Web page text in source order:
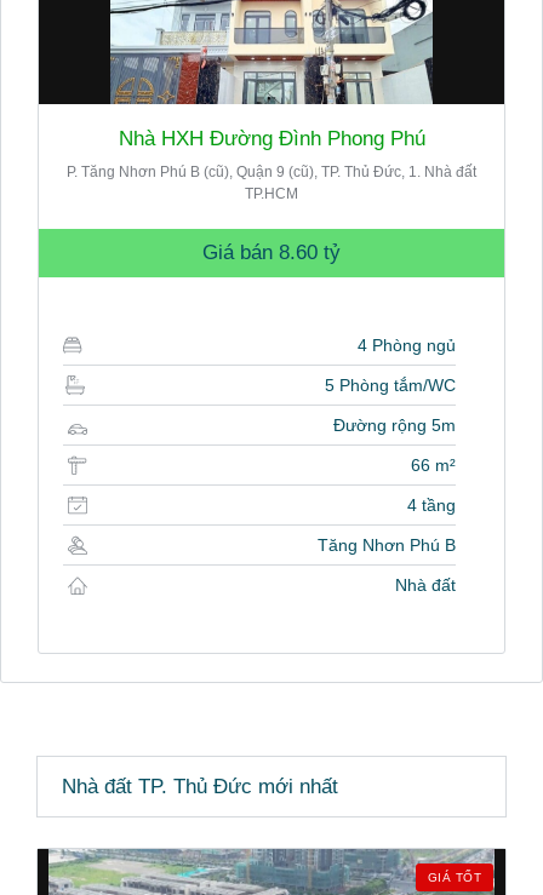
Nhà HXH Đường Đình Phong Phú
P. Tăng Nhơn Phú B (cũ), Quận 9 (cũ), TP. Thủ Đức, 1. Nhà đất
TP.HCM
Giá bán 8.60 tỷ
4 Phòng ngủ
5 Phòng tắm/WC
Đường rộng 5m
66 m²
4 tầng
Tăng Nhơn Phú B
Nhà đất
Nhà đất TP. Thủ Đức mới nhất
GIÁ TỐT